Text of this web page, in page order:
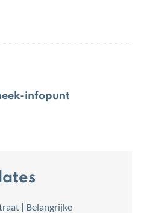
infopunt
| Belangrijke